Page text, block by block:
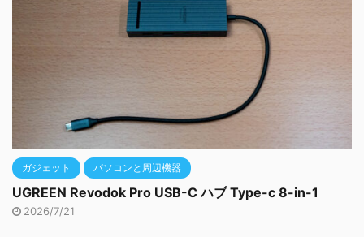
ガジェット パソコンと周辺機器
UGREEN Revodok Pro USB-C ハブ Type-c 8-in-1
2026/7/21